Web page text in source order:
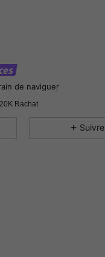
de naviguer
Articles 38KSuiveurs
Rachat
Suivre